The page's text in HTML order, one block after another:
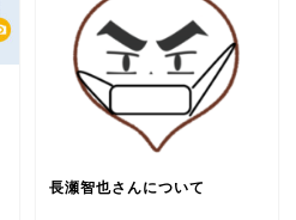
長瀬智也さんについて